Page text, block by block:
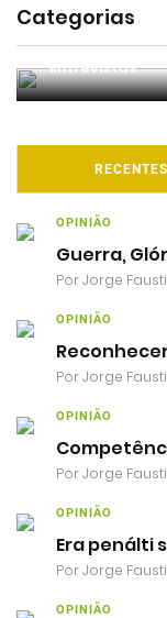
Categorias
Entrevistas
RECENTES
OPINIÃO
Guerra,
PorJorge
OPINIÃO
PorJorge
OPINIÃO
PorJorge
OPINIÃO
Era penálti
PorJorge
OPINIÃO